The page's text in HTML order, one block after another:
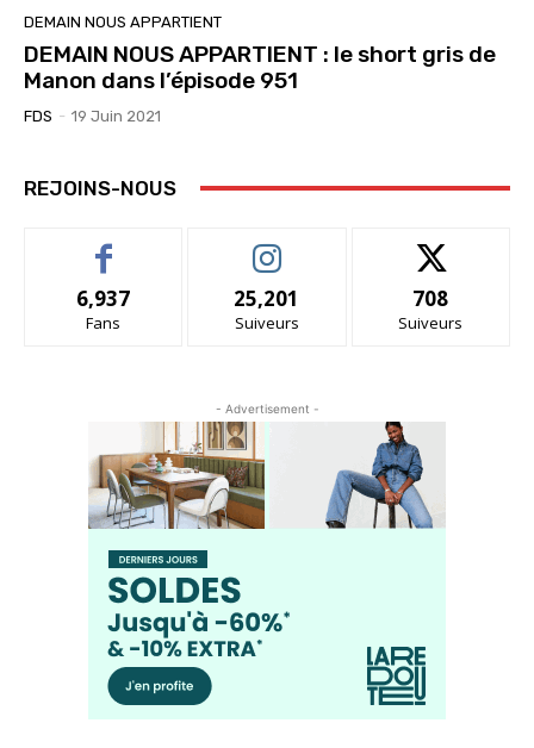
DEMAIN NOUS APPARTIENT
DEMAIN NOUS APPARTIENT : le short gris de
Manon dans l’épisode 951
FDS - 19 Juin 2021
REJOINS-NOUS
6,937
Fans
25,201
Suiveurs
708
Suiveurs
- Advertisement -